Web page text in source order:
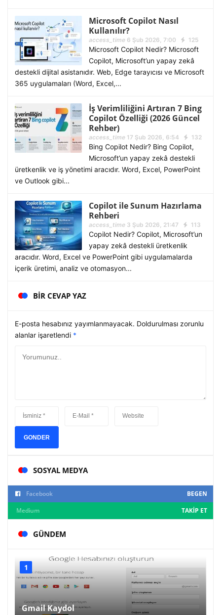
Microsoft Copilot Nasıl
Kullanılır?
access_time6 Şub 2026, 7:00 125
Microsoft Copilot Nedir? Microsoft
Copilot, Microsoft’un yapay zekâ
destekli dijital asistanıdır. Web, Edge tarayıcısı ve Microsoft
365 uygulamaları (Word, Excel,...
İş Verimliliğini Artıran 7 Bing
Copilot Özelliği (2026 Güncel
Rehber)
access_time17 Şub 2026, 6:54 132
Bing Copilot Nedir? Bing Copilot,
Microsoft’un yapay zekâ destekli
üretkenlik ve iş yönetimi aracıdır. Word, Excel, PowerPoint
ve Outlook gibi...
Copilot ile Sunum Hazırlama
Rehberi
access_time3 Şub 2026, 21:47 113
Copilot Nedir? Copilot, Microsoft’un
yapay zekâ destekli üretkenlik
aracıdır. Word, Excel ve PowerPoint gibi uygulamalarda
içerik üretimi, analiz ve otomasyon...
BIR CEVAP YAZ
E-posta hesabınız yayımlanmayacak. Doldurulması zorunlu
alanlar işaretlendi *
GONDER
SOSYAL MEDYA
Facebook
BEGEN
Medium
TAKIP ET
GÜNDEM
Gmail Kaydol